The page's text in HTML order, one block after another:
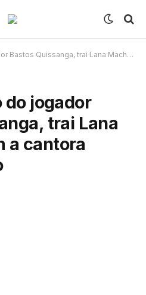
trai Lana Machado com a cantora Liriany Castro
do jogador
trai Lana
a cantora